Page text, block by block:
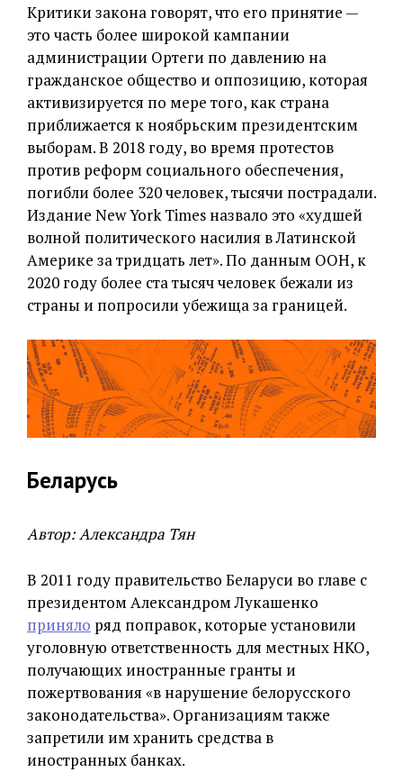
Критики закона говорят, что его принятие —
это часть более широкой кампании
администрации Ортеги по давлению на
гражданское общество и оппозицию, которая
активизируется по мере того, как страна
приближается к ноябрьским президентским
выборам. В 2018 году, во время протестов
против реформ социального обеспечения,
погибли более 320 человек, тысячи пострадали.
Издание New York Times назвало это «худшей
волной политического насилия в Латинской
Америке за тридцать лет». По данным ООН, к
2020 году более ста тысяч человек бежали из
страны и попросили убежища за границей.
Беларусь
Автор: Александра Тян
В 2011 году правительство Беларуси во главе с
президентом Александром Лукашенко
приняло ряд поправок, которые установили
уголовную ответственность для местных НКО,
получающих иностранные гранты и
пожертвования «в нарушение белорусского
законодательства». Организациям также
запретили им хранить средства в
иностранных банках.